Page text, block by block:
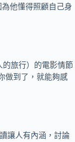
他懂得照顧自己身
的旅行）的電影情節
做到了，就能夠感
讓人有內涵，討論